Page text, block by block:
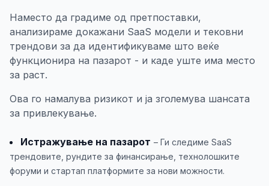
Наместо да градиме од претпоставки,
анализираме докажани SaaS модели и тековни
трендови за да идентификуваме што веќе
функционира на пазарот - и каде уште има место
за раст.
Ова го намалува ризикот и ја зголемува шансата
за привлекување.
Истражување на пазарот – Ги следиме SaaS
трендовите, рундите за финансирање, технолошките
форуми и стартап платформите за нови можности.